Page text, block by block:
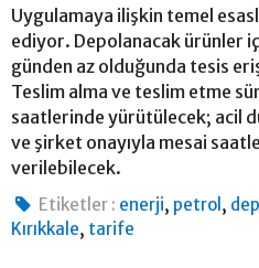
Uygulamaya ilişkin temel
ediyor. Depolanacak ürünler
günden az olduğunda tesis
Teslim alma ve teslim etme
saatlerinde yürütülecek; acil
ve şirket onayıyla mesai
verilebilecek.
Etiketler : enerji, petrol ,
Kırıkkale, tarife